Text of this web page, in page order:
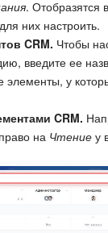
. Отобразятся
них настроить.
CRM. Чтобы
введите ее
элементы, у
CRM.
на Чтение у